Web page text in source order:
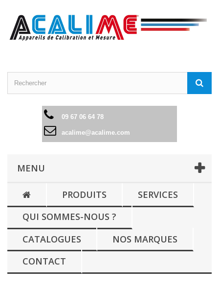
09 67 06 64 78
acalime@acalime.com
MENU
PRODUITS
SERVICES
QUI SOMMES-NOUS ?
CATALOGUES
NOS MARQUES
CONTACT